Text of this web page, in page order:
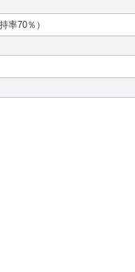
70％）